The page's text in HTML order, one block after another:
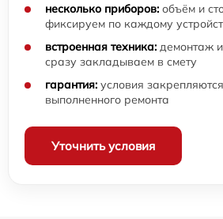
несколько приборов: объём и
фиксируем по каждому
встроенная техника: демонтаж
сразу закладываем в смету
гарантия: условия
выполненного ремонта
Уточнить условия